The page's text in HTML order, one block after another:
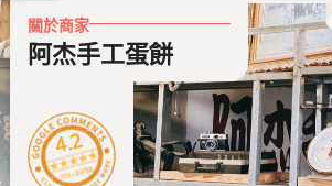
關於商家
阿杰手工蛋餅
4.2
999+ 則評論